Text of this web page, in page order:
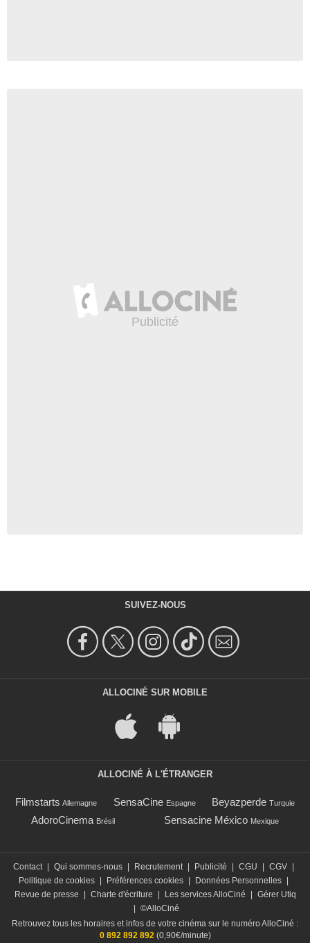
SUIVEZ-NOUS
ALLOCINÉ SUR MOBILE
ALLOCINÉ À L'ÉTRANGER
Filmstarts Allemagne SensaCine Espagne Beyazperde Turquie
AdoroCinema Brésil Sensacine México Mexique
Contact | Qui sommes-nous | Recrutement | Publicité | CGU | CGV |
Politique de cookies | Préférences cookies | Données Personnelles |
Revue de presse
| Charte d'écriture | Les services AlloCiné | Gérer Utiq
| ©AlloCiné
Retrouvez tous les horaires et infos de votre cinéma sur le numéro AlloCiné :
0 892 892 892(0,90€/minute)